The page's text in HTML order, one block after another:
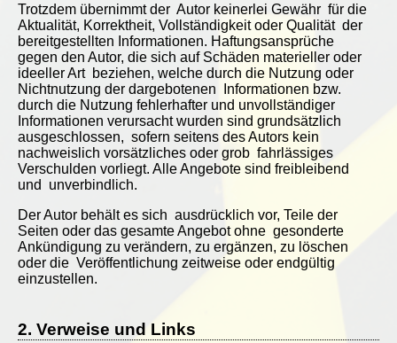
Trotzdem übernimmt der Autor keinerlei Gewähr für die
Aktualität, Korrektheit, Vollständigkeit oder Qualität der
bereitgestellten Informationen. Haftungsansprüche
gegen den Autor, die sich auf Schäden materieller oder
ideeller Art beziehen, welche durch die Nutzung oder
Nichtnutzung der dargebotenen Informationen bzw.
durch die Nutzung fehlerhafter und unvollständiger
Informationen verursacht wurden sind grundsätzlich
ausgeschlossen, sofern seitens des Autors kein
nachweislich vorsätzliches oder grob fahrlässiges
Verschulden vorliegt. Alle Angebote sind freibleibend
und unverbindlich.
Der Autor behält es sich ausdrücklich vor, Teile der
Seiten oder das gesamte Angebot ohne gesonderte
Ankündigung zu verändern, zu ergänzen, zu löschen
oder die Veröffentlichung zeitweise oder endgültig
einzustellen.
2. Verweise und Links